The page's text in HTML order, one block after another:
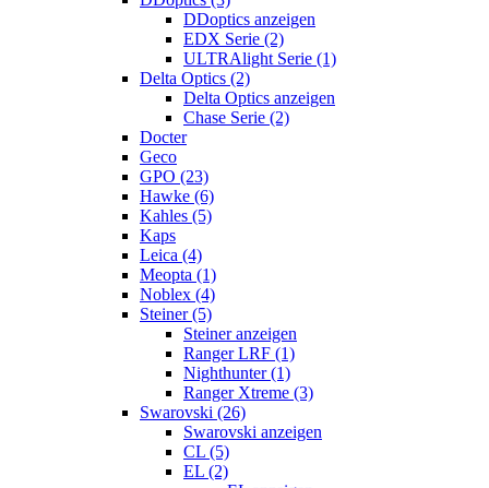
DDoptics anzeigen
EDX Serie (2)
ULTRAlight Serie (1)
Delta Optics (2)
Delta Optics anzeigen
Chase Serie (2)
Docter
Geco
GPO (23)
Hawke (6)
Kahles (5)
Kaps
Leica (4)
Meopta (1)
Noblex (4)
Steiner (5)
Steiner anzeigen
Ranger LRF (1)
Nighthunter (1)
Ranger Xtreme (3)
Swarovski (26)
Swarovski anzeigen
CL (5)
EL (2)